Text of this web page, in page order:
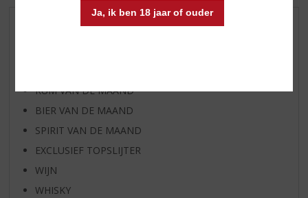
Ja, ik ben 18 jaar of ouder
AANBIEDINGEN
RUM VAN DE MAAND
BIER VAN DE MAAND
SPIRIT VAN DE MAAND
EXCLUSIEF TOPSLIJTER
WIJN
WHISKY